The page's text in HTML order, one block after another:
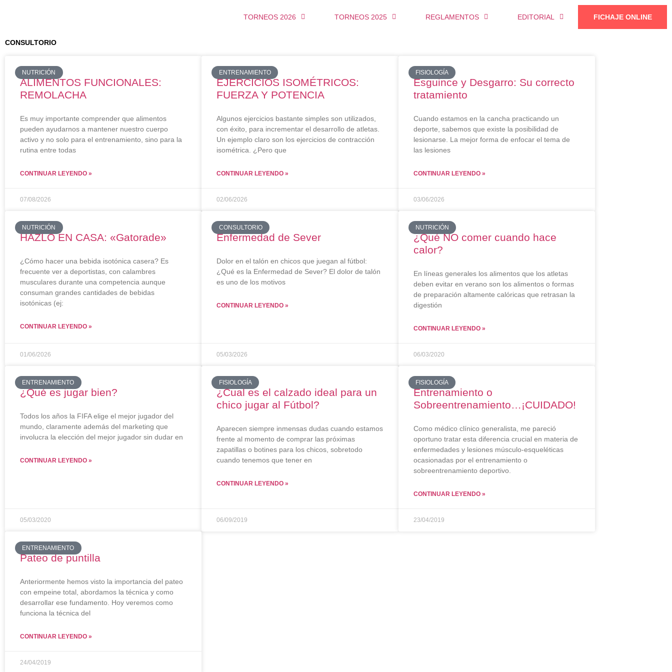
TORNEOS 2026 TORNEOS 2025 REGLAMENTOS EDITORIAL FICHAJE ONLINE
CONSULTORIO
NUTRICIÓN
ALIMENTOS FUNCIONALES:
REMOLACHA
Es muy importante comprender que alimentos
pueden ayudarnos a mantener nuestro cuerpo
activo y no solo para el entrenamiento, sino para la
rutina entre todas
CONTINUAR LEYENDO »
07/08/2026
ENTRENAMIENTO
EJERCICIOS ISOMÉTRICOS:
FUERZA Y POTENCIA
Algunos ejercicios bastante simples son utilizados,
con éxito, para incrementar el desarrollo de atletas.
Un ejemplo claro son los ejercicios de contracción
isométrica. ¿Pero que
CONTINUAR LEYENDO »
02/06/2026
FISIOLOGÍA
Esguince y Desgarro: Su correcto
tratamiento
Cuando estamos en la cancha practicando un
deporte, sabemos que existe la posibilidad de
lesionarse. La mejor forma de enfocar el tema de
las lesiones
CONTINUAR LEYENDO »
03/06/2026
NUTRICIÓN
HAZLO EN CASA: «Gatorade»
¿Cómo hacer una bebida isotónica casera? Es
frecuente ver a deportistas, con calambres
musculares durante una competencia aunque
consuman grandes cantidades de bebidas
isotónicas (ej:
CONTINUAR LEYENDO »
01/06/2026
CONSULTORIO
Enfermedad de Sever
Dolor en el talón en chicos que juegan al fútbol:
¿Qué es la Enfermedad de Sever? El dolor de talón
es uno de los motivos
CONTINUAR LEYENDO »
05/03/2026
NUTRICIÓN
¿Qué NO comer cuando hace
calor?
En líneas generales los alimentos que los atletas
deben evitar en verano son los alimentos o formas
de preparación altamente calóricas que retrasan la
digestión
CONTINUAR LEYENDO »
06/03/2020
ENTRENAMIENTO
¿Qué es jugar bien?
Todos los años la FIFA elige el mejor jugador del
mundo, claramente además del marketing que
involucra la elección del mejor jugador sin dudar en
CONTINUAR LEYENDO »
05/03/2020
FISIOLOGÍA
¿Cual es el calzado ideal para un
chico jugar al Fútbol?
Aparecen siempre inmensas dudas cuando estamos
frente al momento de comprar las próximas
zapatillas o botines para los chicos, sobretodo
cuando tenemos que tener en
CONTINUAR LEYENDO »
06/09/2019
FISIOLOGÍA
Entrenamiento o
Sobreentrenamiento…¡CUIDADO!
Como médico clínico generalista, me pareció
oportuno tratar esta diferencia crucial en materia de
enfermedades y lesiones músculo-esqueléticas
ocasionadas por el entrenamiento o
sobreentrenamiento deportivo.
CONTINUAR LEYENDO »
23/04/2019
ENTRENAMIENTO
Pateo de puntilla
Anteriormente hemos visto la importancia del pateo
con empeine total, abordamos la técnica y como
desarrollar ese fundamento. Hoy veremos como
funciona la técnica del
CONTINUAR LEYENDO »
24/04/2019